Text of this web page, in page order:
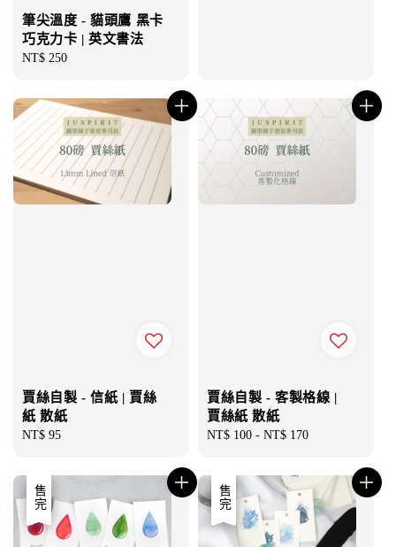
筆尖溫度 - 貓頭鷹 黑卡
巧克力卡 | 英文書法
Regular
NT$ 250
賈絲自製 - 信紙 | 賈絲
紙 散紙
Regular
NT$ 95
賈絲自製 - 客製格線 |
賈絲紙 散紙
Regular
NT$ 100 - NT$ 170
優惠
售完 優惠
售完